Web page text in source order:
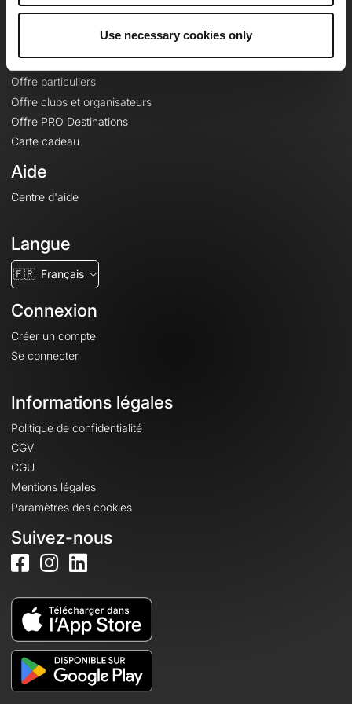
Use necessary cookies only
Offres
Fonds de cartes topographiques
Fonctionnalités
Offre particuliers
Offre clubs et organisateurs
Offre PRO Destinations
Carte cadeau
Aide
Centre d'aide
Langue
🇫🇷 Français
Connexion
Créer un compte
Se connecter
Informations légales
Politique de confidentialité
CGV
CGU
Mentions légales
Paramètres des cookies
Suivez-nous